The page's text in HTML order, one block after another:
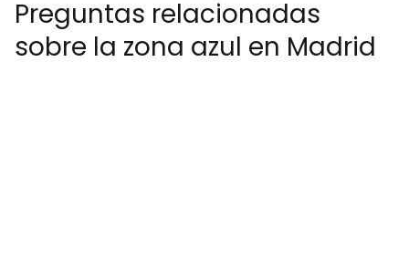
Preguntas relacionadas
sobre la zona azul en Madrid